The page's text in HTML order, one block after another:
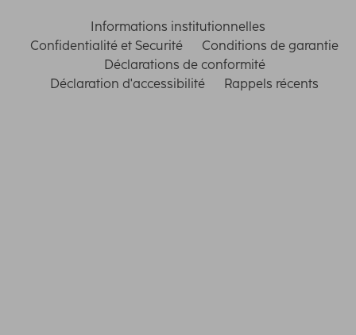
Informations institutionnelles
Confidentialité et Securité
Conditions de garantie
Déclarations de conformité
Déclaration d'accessibilité
Rappels récents